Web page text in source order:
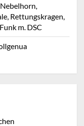
Rettungskragen,
m. DSC